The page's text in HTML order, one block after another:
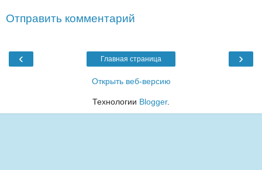
Отправить комментарий
‹ ›
Главная страница
Открыть веб-версию
Технологии Blogger.